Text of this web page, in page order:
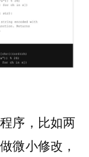
序，比如两
微小修改，